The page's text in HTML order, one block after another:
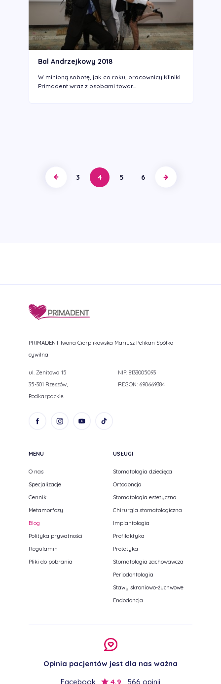
Bal Andrzejkowy 2018
W minioną sobotę, jak co roku, pracownicy Kliniki
Primadent wraz z osobami towar...
3 4 5 6
PRIMADENT Iwona Cierplikowska Mariusz Pelikan Spółka
cywilna
ul. Zenitowa 15
35-301 Rzeszów,
Podkarpackie
NIP: 8133005093
REGON: 690669384
MENU
O nas
Specjalizacje
Cennik
Metamorfozy
Blog
Polityka prywatności
Regulamin
Pliki do pobrania
USŁUGI
Stomatologia dziecięca
Ortodoncja
Stomatologia estetyczna
Chirurgia stomatologiczna
Implantologia
Profilaktyka
Protetyka
Stomatologia zachowawcza
Periodontologia
Stawy skroniowo-żuchwowe
Endodoncja
Opinia pacjentów jest dla nas ważna
Facebook
4,9 566 opinii